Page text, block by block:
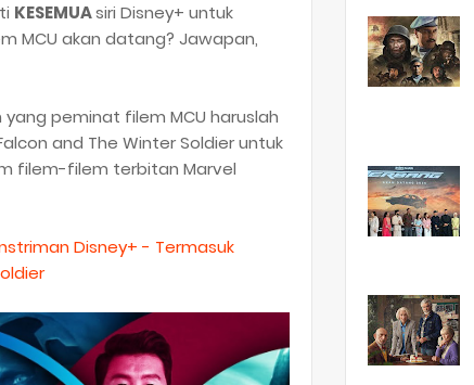
KESEMUAsiri Disney+ untuk
MCU akan datang? Jawapan,
peminat filem MCU haruslah
and The Winter Soldier untuk
filem-filem terbitan Marvel
Disney+ - Termasuk